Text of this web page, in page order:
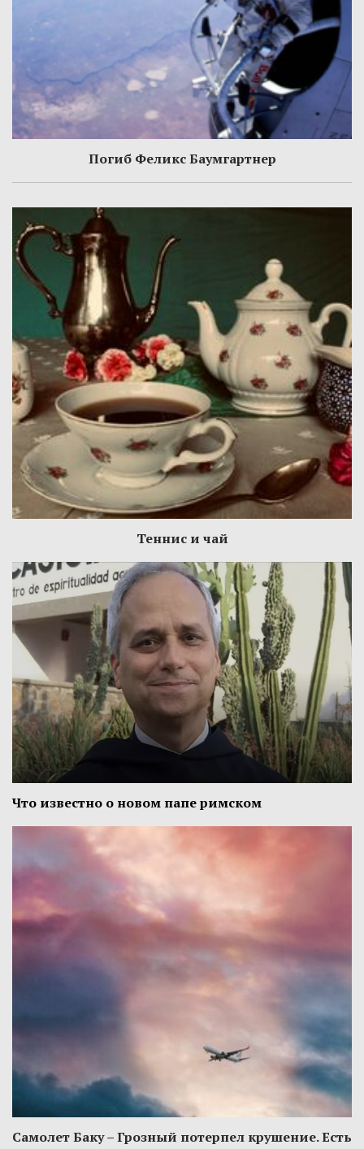
Погиб Феликс Баумгартнер
Теннис и чай
Что известно о новом папе римском
Самолет Баку – Грозный потерпел крушение. Есть